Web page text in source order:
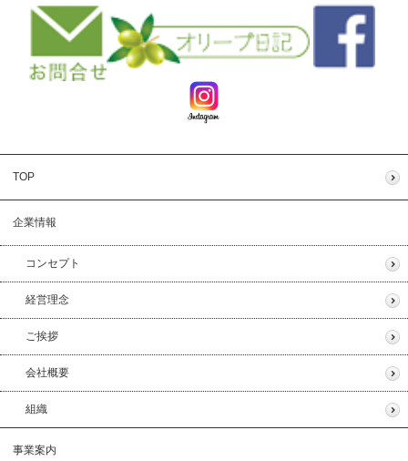
TOP
企業情報
コンセプト
経営理念
ご挨拶
会社概要
組織
事業案内